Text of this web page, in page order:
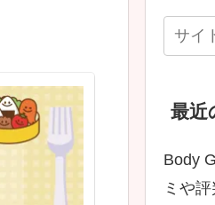
最近
Body
ミや